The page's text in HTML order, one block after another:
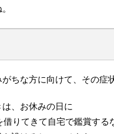
ちな方に向けて、その症
、お休みの日に
りてきて自宅で鑑賞する